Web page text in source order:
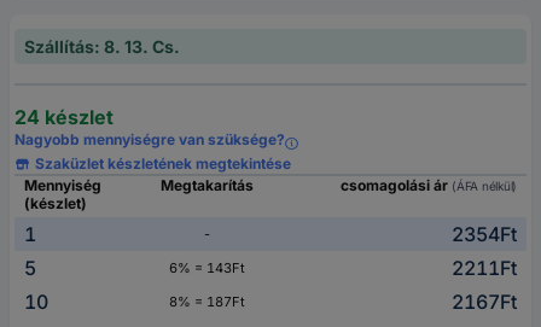
Szállítás: 8. 13. Cs.
24 készlet
Nagyobb mennyiségre van szüksége?
Szaküzlet készletének megtekintése
Mennyiség
(készlet)
Megtakarítás csomagolási ár (ÁFA nélkül)
1 -
2354Ft
5
6% = 143Ft
2211Ft
10
8% = 187Ft 2167Ft